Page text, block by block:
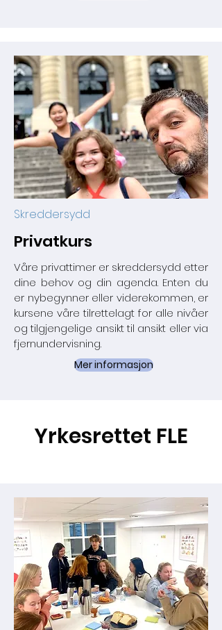
Skreddersydd
Privatkurs
Våre privattimer er skreddersydd etter
dine behov og din agenda. Enten du
er nybegynner eller viderekommen, er
kursene våre tilrettelagt for alle nivåer
og tilgjengelige ansikt til ansikt eller via
fjernundervisning.
Mer informasjon
Yrkesrettet FLE